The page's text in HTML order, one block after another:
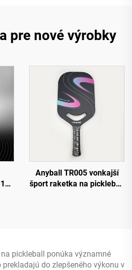
pre nové výrobky
Anyball TR005 vonkajší
šport raketka na pickleball
pickleball ponúka významné
do zlepšeného výkonu v